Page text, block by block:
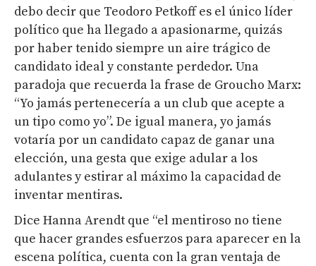
debo decir que Teodoro Petkoff es el único líder
político que ha llegado a apasionarme, quizás
por haber tenido siempre un aire trágico de
candidato ideal y constante perdedor. Una
paradoja que recuerda la frase de Groucho Marx:
“Yo jamás pertenecería a un club que acepte a
un tipo como yo”. De igual manera, yo jamás
votaría por un candidato capaz de ganar una
elección, una gesta que exige adular a los
adulantes y estirar al máximo la capacidad de
inventar mentiras.
Dice Hanna Arendt que “el mentiroso no tiene
que hacer grandes esfuerzos para aparecer en la
escena política, cuenta con la gran ventaja de